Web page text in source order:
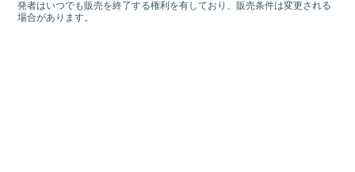
発者はいつでも販売を終了する権利を有しており、販売条件は変更される
場合があります。